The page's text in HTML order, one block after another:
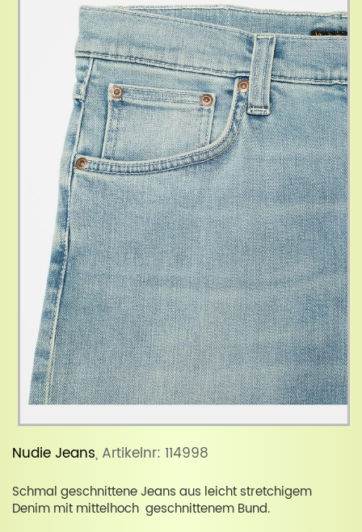
Nudie Jeans, Artikelnr: 114998
Schmal geschnittene Jeans aus leicht stretchigem
Denim mit mittelhoch geschnittenem Bund.